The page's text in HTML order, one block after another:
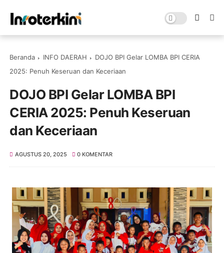
Beranda INFO DAERAH
DOJO BPI Gelar LOMBA BPI CERIA
2025: Penuh Keseruan dan Keceriaan
DOJO BPI Gelar LOMBA BPI
CERIA 2025: Penuh Keseruan
dan Keceriaan
AGUSTUS 20, 2025 0 KOMENTAR